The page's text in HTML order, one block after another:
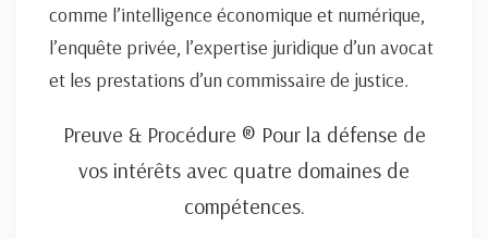
comme l’intelligence économique et numérique,
l’enquête privée, l’expertise juridique d’un avocat
et les prestations d’un commissaire de justice.
Preuve & Procédure ® Pour la défense de
vos intérêts avec quatre domaines de
compétences.